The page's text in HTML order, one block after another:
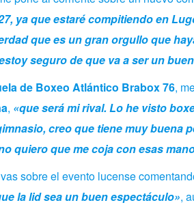
ya que estaré compitiendo en
que es un gran orgullo que
seguro de que va a ser un
de Boxeo Atlántico Brabox 76,
, «que será mi rival. Lo he visto
creo que tiene muy buena
quiero que me coja con esas
sobre el evento lucense
la lid sea un buen espectáculo»,